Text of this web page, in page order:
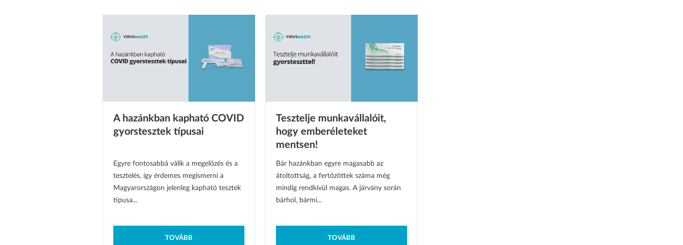
A hazánkban kapható COVID
gyorstesztek típusai
Egyre fontosabbá válik a megelőzés és a
tesztelés, így érdemes megismerni a
Magyarországon jelenleg kapható tesztek
típusa...
TOVÁBB
Tesztelje munkavállalóit,
hogy emberéleteket
mentsen!
Bár hazánkban egyre magasabb az
átoltottság, a fertőzöttek száma még
mindig rendkívül magas. A járvány során
bárhol, bármi...
TOVÁBB